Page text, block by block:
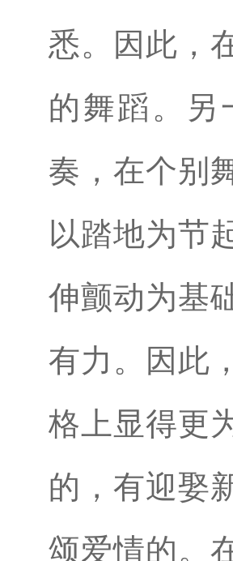
悉。因此，
的舞蹈。另
奏，在个别
以踏地为节
伸颤动为基
有力。因此
格上显得更
的，有迎娶
颂爱情的。